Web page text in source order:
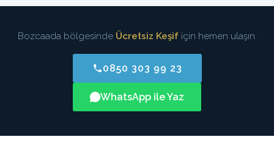
Bozcaada bölgesinde Ücretsiz Keşifiçin hemen ulaşın.
0850 303 99 23
WhatsApp ile Yaz